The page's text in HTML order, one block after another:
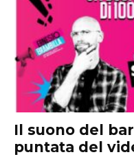
Il suono del
puntata del